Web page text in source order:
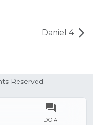
DOA
Daniel 4
Reserved.